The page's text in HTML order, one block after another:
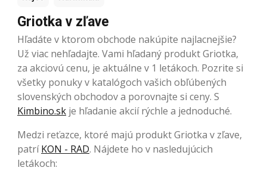
Griotka v zľave
Hľadáte v ktorom obchode nakúpite najlacnejšie?
Už viac nehľadajte. Vami hľadaný produkt Griotka,
za akciovú cenu, je aktuálne v 1 letákoch. Pozrite si
všetky ponuky v katalógoch vašich obľúbených
slovenských obchodov a porovnajte si ceny. S
Kimbino.sk je hľadanie akcií rýchle a jednoduché.
Medzi reťazce, ktoré majú produkt Griotka v zľave,
patríKON - RAD. Nájdete ho v nasledujúcich
letákoch: